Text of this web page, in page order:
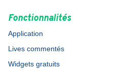
Fonctionnalités
Application
Lives commentés
Widgets gratuits